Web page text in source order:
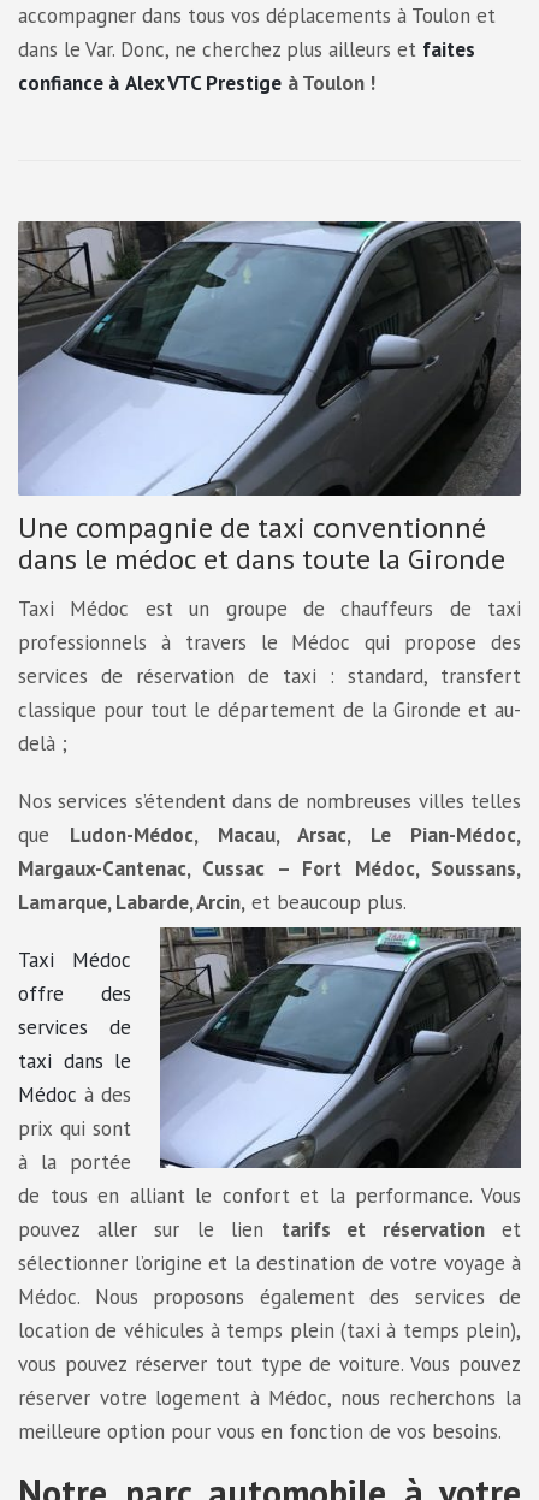
accompagner dans tous vos déplacements à Toulon et
dans le Var. Donc, ne cherchez plus ailleurs et faites
confiance à Alex VTC Prestige à Toulon !
Une compagnie de taxi conventionné
dans le médoc et dans toute la Gironde
Taxi Médoc est un groupe de chauffeurs de taxi
professionnels à travers le Médoc qui propose des
services de réservation de taxi : standard, transfert
classique pour tout le département de la Gironde et au-
delà ;
Nos services s’étendent dans de nombreuses villes telles
que Ludon-Médoc, Macau, Arsac, Le Pian-Médoc,
Margaux-Cantenac, Cussac – Fort Médoc, Soussans,
Lamarque, Labarde, Arcin, et beaucoup plus.
Taxi Médoc
offre des
services de
taxi dans le
Médoc à des
prix qui sont
à la portée
de tous en alliant le confort et la performance. Vous
pouvez aller sur le lien tarifs et réservationet
sélectionner l’origine et la destination de votre voyage à
Médoc. Nous proposons également des services de
location de véhicules à temps plein (taxi à temps plein),
vous pouvez réserver tout type de voiture. Vous pouvez
réserver votre logement à Médoc, nous recherchons la
meilleure option pour vous en fonction de vos besoins.